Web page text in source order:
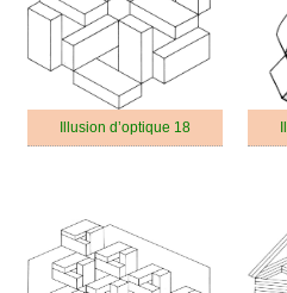
Illusion d’optique 18